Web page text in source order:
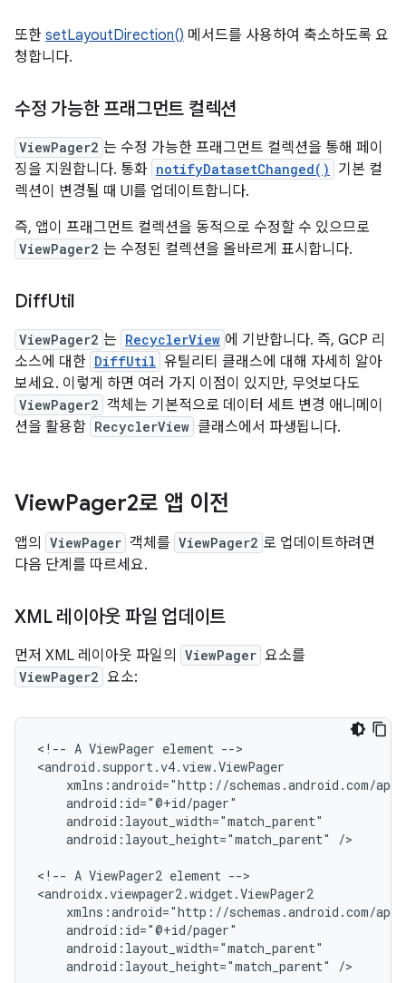
또한 setLayoutDirection() 메서드를 사용하여 축소하도록 요
청합니다.
수정 가능한 프래그먼트 컬렉션
ViewPager2 는 수정 가능한 프래그먼트 컬렉션을 통해 페이
징을 지원합니다. 통화 notifyDatasetChanged()
기본 컬
렉션이 변경될 때 UI를 업데이트합니다.
즉, 앱이 프래그먼트 컬렉션을 동적으로 수정할 수 있으므로
ViewPager2 는 수정된 컬렉션을 올바르게 표시합니다.
DiffUtil
ViewPager2 는 RecyclerView 에 기반합니다. 즉, GCP 리
소스에 대한 DiffUtil 유틸리티 클래스에 대해 자세히 알아
보세요. 이렇게 하면 여러 가지 이점이 있지만, 무엇보다도
ViewPager2 객체는 기본적으로 데이터 세트 변경 애니메이
션을 활용함 RecyclerView 클래스에서 파생됩니다.
ViewPager2로 앱 이전
앱의 ViewPager 객체를 ViewPager2 로 업데이트하려면
다음 단계를 따르세요.
XML 레이아웃 파일 업데이트
먼저 XML 레이아웃 파일의 ViewPager 요소를
ViewPager2 요소:
<!-- A ViewPager element -->
android:layout_height="match_parent"
/>
<!-- A ViewPager2 element -->
android:layout_height="match_parent"